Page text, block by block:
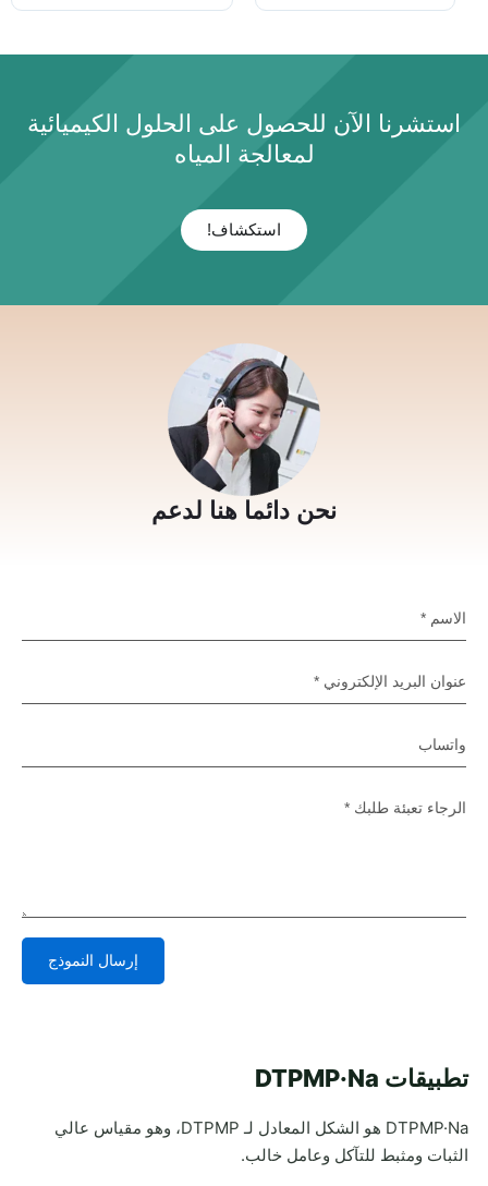
استشرنا الآن للحصول على الحلول الكيميائية
لمعالجة المياه
استكشاف!
نحن دائما هنا لدعم
إرسال النموذج
تطبيقات DTPMP·Na
DTPMP·Na هو الشكل المعادل لـ DTPMP، وهو مقياس عالي
الثبات ومثبط للتآكل وعامل خالب.